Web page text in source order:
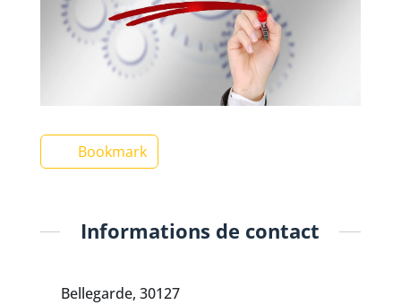
Bookmark
Informations de contact
Bellegarde, 30127